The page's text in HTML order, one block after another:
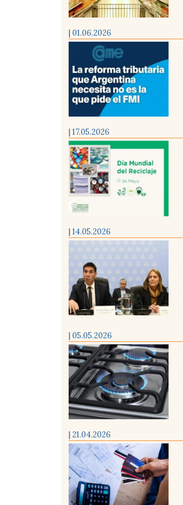
| 01.06.2026
| 17.05.2026
| 14.05.2026
| 05.05.2026
| 21.04.2026